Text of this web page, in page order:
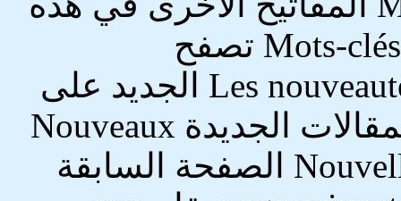
المجموعة Mots-clés dans le même groupe تصفح
Navigation الإسم Nom الجديد Les nouveautés الجديد على
النسيج Nouveautés sur le Web المقالات الجديدة Nouveaux
articles الأخبار الجديدة Nouvelles brèves الصفحة السابقة